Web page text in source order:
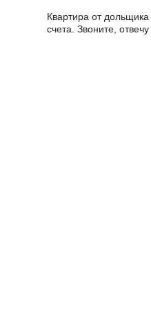
Квартира от
счета. Звоните,